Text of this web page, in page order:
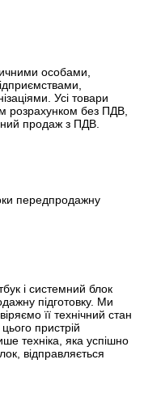
особами,
Усі товари
розрахунком без ПДВ,
продаж з ПДВ.
передпродажну
і системний блок
підготовку. Ми
її технічний стан
пристрій
техніка, яка успішно
відправляється